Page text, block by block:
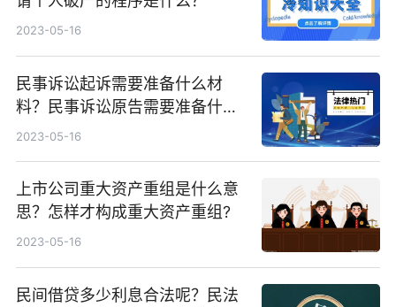
2023-05-16
民事诉讼起诉需要准备什么材
料？民事诉讼原告需要准备什么
材料？
2023-05-16
上市公司重大资产重组是什么意
思？怎样才构成重大资产重组?
2023-05-16
民间借贷多少利息合法呢？民法